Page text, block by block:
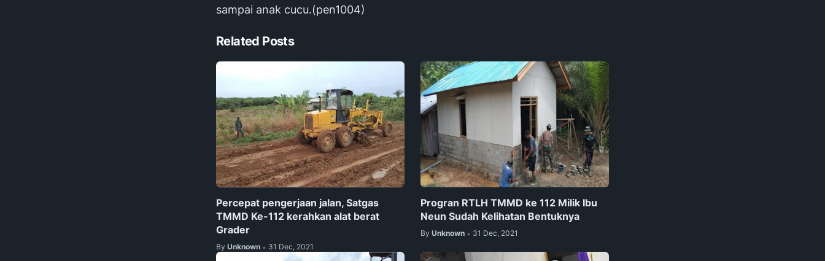
sampai anak cucu.(pen1004)
Related Posts
Percepat pengerjaan jalan, Satgas
TMMD Ke-112 kerahkan alat berat
Grader
By Unknown • 31 Dec, 2021
Progran RTLH TMMD ke 112 Milik Ibu
Neun Sudah Kelihatan Bentuknya
By Unknown • 31 Dec, 2021